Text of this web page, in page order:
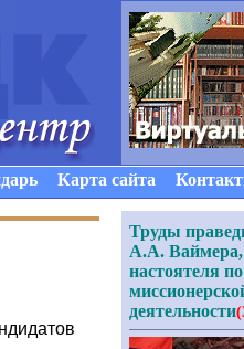
Карта сайта
Труды
А.А.
настоятеля по
деятельности